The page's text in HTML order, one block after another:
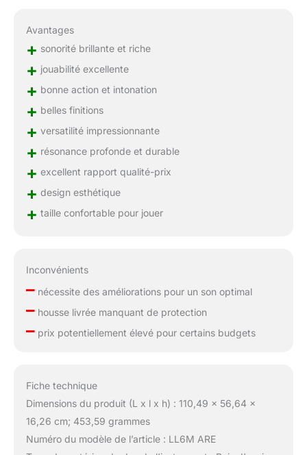
Avantages
+ sonorité brillante et riche
+ jouabilité excellente
+ bonne action et intonation
+ belles finitions
+ versatilité impressionnante
+ résonance profonde et durable
+ excellent rapport qualité-prix
+ design esthétique
+ taille confortable pour jouer
Inconvénients
–nécessite des améliorations pour un son optimal
–housse livrée manquant de protection
–prix potentiellement élevé pour certains budgets
Fiche technique
Dimensions du produit (L x l x h) : 110,49 x 56,64 x
16,26 cm; 453,59 grammes
Numéro du modèle de l’article : LL6M ARE